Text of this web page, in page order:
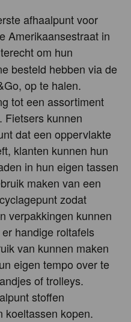
afhaalpunt voor
Amerikaansestraat in
om hun
besteld hebben via de
op te halen.
tot een assortiment
Fietsers kunnen
dat een oppervlakte
klanten kunnen hun
in hun eigen tassen
maken van een
zodat
verpakkingen kunnen
handige roltafels
van kunnen maken
eigen tempo over te
of trolleys.
stoffen
koeltassen kopen.